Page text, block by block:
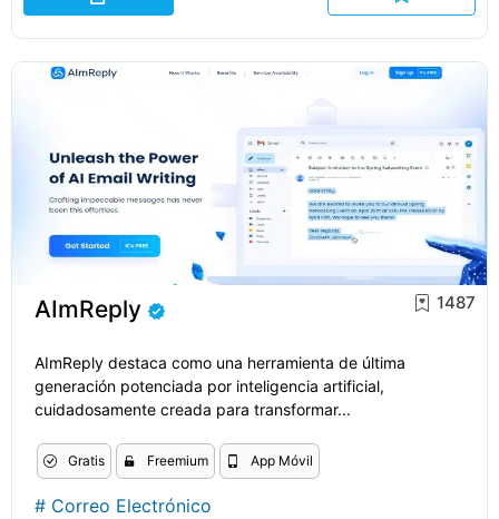
AImReply 1487
AImReply destaca como una herramienta de última
generación potenciada por inteligencia artificial,
cuidadosamente creada para transformar...
Gratis Freemium App Móvil
# Correo Electrónico